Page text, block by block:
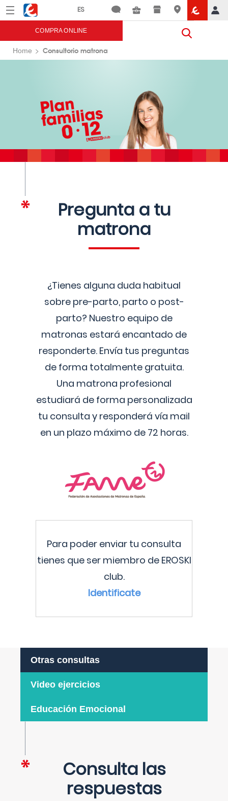
Menú Eroski
COMPRA ONLINE
Home Consultorio matrona
Pregunta a tu
matrona
¿Tienes alguna duda habitual
sobre pre-parto, parto o post-
parto? Nuestro equipo de
matronas estará encantado de
responderte. Envía tus preguntas
de forma totalmente gratuita.
Una matrona profesional
estudiará de forma personalizada
tu consulta y responderá vía mail
en un plazo máximo de 72 horas.
Para poder enviar tu consulta
tienes que ser miembro de EROSKI
club.
Identificate
Otras consultas
Video ejercicios
Educación Emocional
Consulta las
respuestas